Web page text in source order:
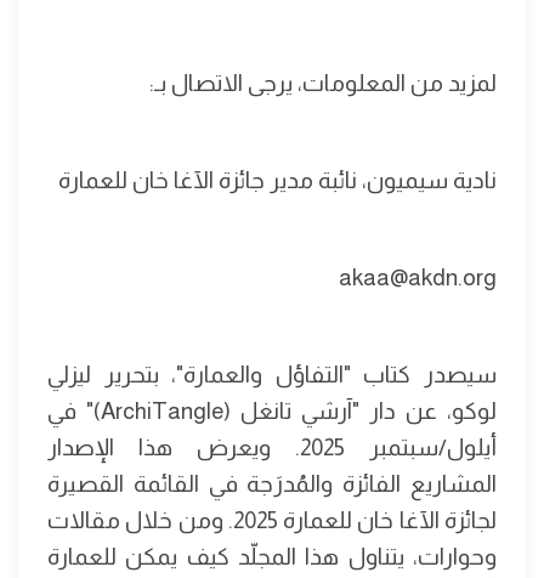
لمزيد من المعلومات، يرجى الاتصال بـ:
نادية سيميون، نائبة مدير جائزة الآغا خان للعمارة
akaa@akdn.org
سيصدر كتاب "التفاؤل والعمارة"، بتحرير ليزلي
لوكو، عن دار "آرشي تانغل (ArchiTangle)" في
أيلول/سبتمبر 2025. ويعرض هذا الإصدار
المشاريع الفائزة والمُدرَجة في القائمة القصيرة
لجائزة الآغا خان للعمارة 2025. ومن خلال مقالات
وحوارات، يتناول هذا المجلّد كيف يمكن للعمارة